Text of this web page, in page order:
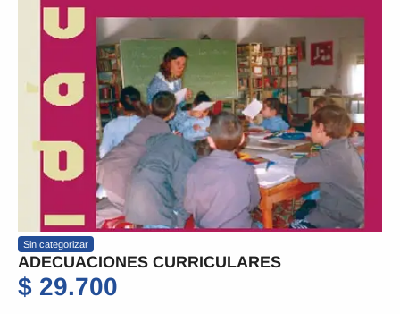
Sin categorizar
ADECUACIONES CURRICULARES
$ 29.700